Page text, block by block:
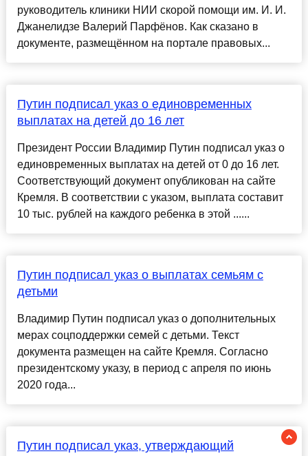
руководитель клиники НИИ скорой помощи им. И. И.
Джанелидзе Валерий Парфёнов. Как сказано в
документе, размещённом на портале правовых...
Путин подписал указ о единовременных
выплатах на детей до 16 лет
Президент России Владимир Путин подписал указ о
единовременных выплатах на детей от 0 до 16 лет.
Соответствующий документ опубликован на сайте
Кремля. В соответствии с указом, выплата составит
10 тыс. рублей на каждого ребенка в этой ......
Путин подписал указ о выплатах семьям с
детьми
Владимир Путин подписал указ о дополнительных
мерах соцподдержки семей с детьми. Текст
документа размещен на сайте Кремля. Согласно
президентскому указу, в период с апреля по июнь
2020 года...
Путин подписал указ, утверждающий